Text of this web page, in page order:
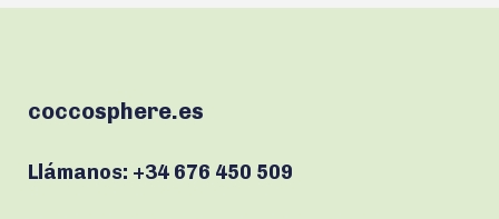
coccosphere.es
Llámanos: +34 676 450 509